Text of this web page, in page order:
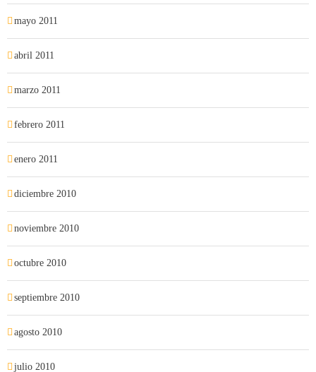
mayo 2011
abril 2011
marzo 2011
febrero 2011
enero 2011
diciembre 2010
noviembre 2010
octubre 2010
septiembre 2010
agosto 2010
julio 2010